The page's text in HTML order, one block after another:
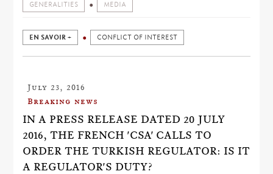
GENERALITIES MEDIA
EN SAVOIR + CONFLICT OF INTEREST
July 23, 2016
Breaking news
IN A PRESS RELEASE DATED 20 JULY
2016, THE FRENCH 'CSA' CALLS TO
ORDER THE TURKISH REGULATOR: IS IT
A REGULATOR'S DUTY?